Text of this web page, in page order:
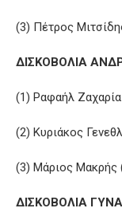
(3) Πέτρος
ΔΙΣΚΟΒΟΛΙΑ
(1) Ραφαήλ
(2) Κυριάκος
(3) Μάριος
ΔΙΣΚΟΒΟΛΙΑ